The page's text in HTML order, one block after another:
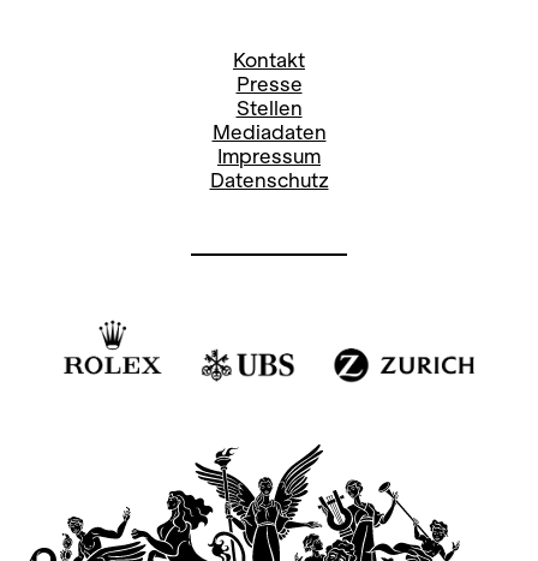
Kontakt
Presse
Stellen
Mediadaten
Impressum
Datenschutz